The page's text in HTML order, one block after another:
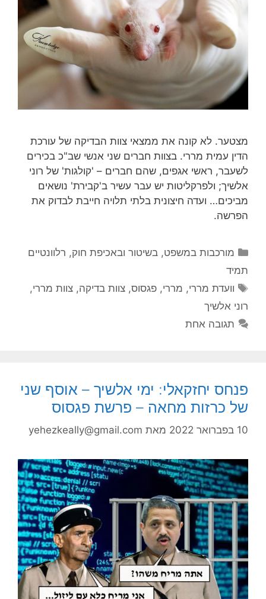
מצטער. לא קונה את ממצאי צוות הבדיקה של עורכת
הדין עמית מררי. בצוות חברים שני אנשי שב"כ בכירים
לשעבר, ראשי אגפים, שהם חברים – 'קולגות' של רוני
אלשיך; ולפרקליטות יש עבר עשיר ב'קבירת' נושאים
מביכים… ועדה חיצונית בלתי תלויה חייבת לבדוק את
הפרשה.
קטגוריות
מורכבות במשפט, בשיטור ובאכיפת חוק, רלוונטיים
תמיד
תגיות
וועדת מררי, מררי,פגסוס,צוות בדיקה,צוות מררי,
רוני אלשיך
תגובה אחת
פנחס יחזקאלי: ימי אלשיך – אוסף שני
של כרזות מחאה – פרשת פגסוס
10 בפברואר 2022 מאת yehezkeally@gmail.com